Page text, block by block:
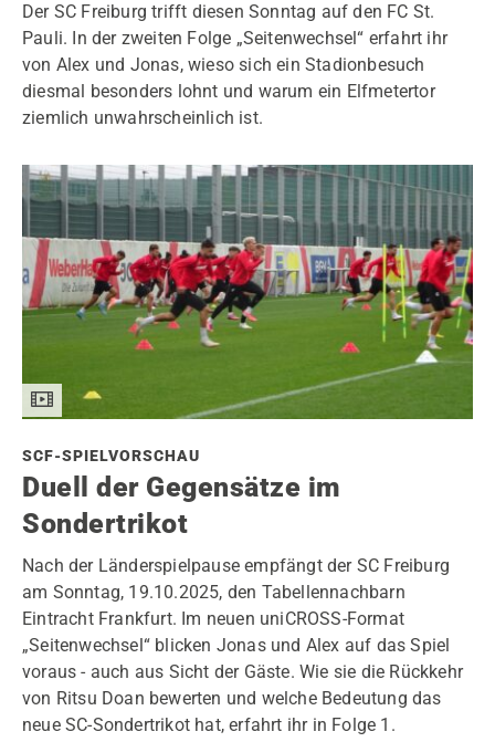
Der SC Freiburg trifft diesen Sonntag auf den FC St.
Pauli. In der zweiten Folge „Seitenwechsel“ erfahrt ihr
von Alex und Jonas, wieso sich ein Stadionbesuch
diesmal besonders lohnt und warum ein Elfmetertor
ziemlich unwahrscheinlich ist.
SCF-SPIELVORSCHAU
Duell der Gegensätze im
Sondertrikot
Nach der Länderspielpause empfängt der SC Freiburg
am Sonntag, 19.10.2025, den Tabellennachbarn
Eintracht Frankfurt. Im neuen uniCROSS-Format
„Seitenwechsel“ blicken Jonas und Alex auf das Spiel
voraus - auch aus Sicht der Gäste. Wie sie die Rückkehr
von Ritsu Doan bewerten und welche Bedeutung das
neue SC-Sondertrikot hat, erfahrt ihr in Folge 1.